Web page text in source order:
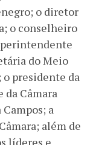
o diretor
o conselheiro
do Meio
presidente da
da Câmara
a
além de